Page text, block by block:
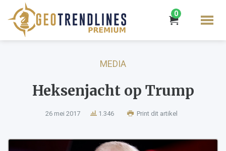
0
MEDIA
Heksenjacht op Trump
26 mei 2017 1.346 Print dit artikel